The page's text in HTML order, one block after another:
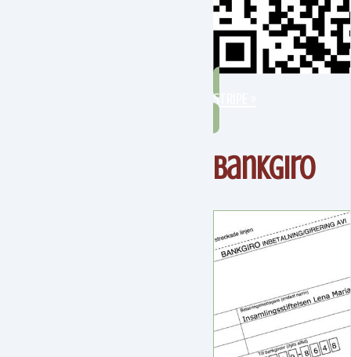
STRIPE »
Bankgiro